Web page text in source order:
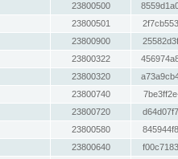
23800500
23800501
23800900
23800322
23800320
23800740
23800720
23800580
23800640